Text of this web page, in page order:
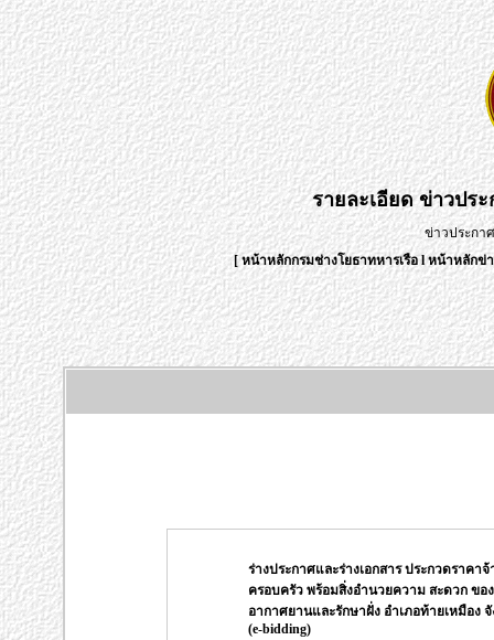
รายละเอียดข่าวปร
ข่าวประกา
[หน้าหลักกรมช่างโยธาทหารเรือlหน้าหลักข่
ร่างประกาศและร่างเอกสาร ประกวดราค
ครอบครัว พร้อมสิ่งอำนวยความ สะดวก ข
อากาศยานและรักษาฝั่ง อำเภอท้ายเหมือง
(e-bidding)